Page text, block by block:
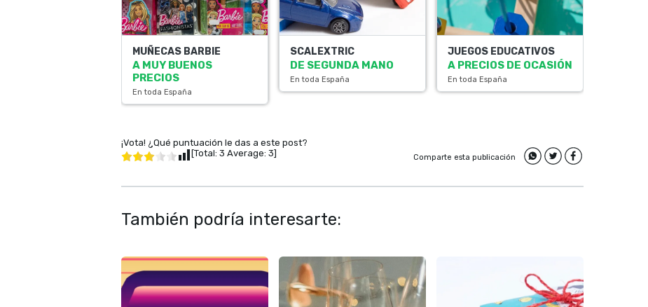
MUÑECAS BARBIE
A MUY BUENOS
PRECIOS
En toda España
SCALEXTRIC
DE SEGUNDA MANO
En toda España
JUEGOS EDUCATIVOS
A PRECIOS DE OCASIÓN
En toda España
¡Vota! ¿Qué puntuación le das a este post?
[Total: 3 Average: 3] Comparte esta publicación
También podría interesarte: